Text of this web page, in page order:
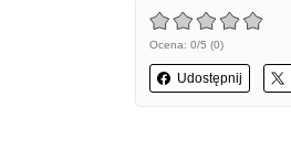
Ocena: 0/5 (0)
Udostępnij